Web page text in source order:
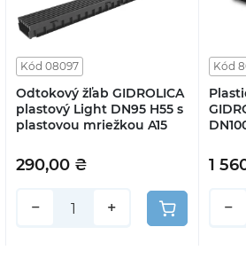
Kód 08097
Odtokový žľab GIDROLICA
plastový Light DN95 H55 s
plastovou mriežkou A15
290,00 ₴
− +
Kód
1
−